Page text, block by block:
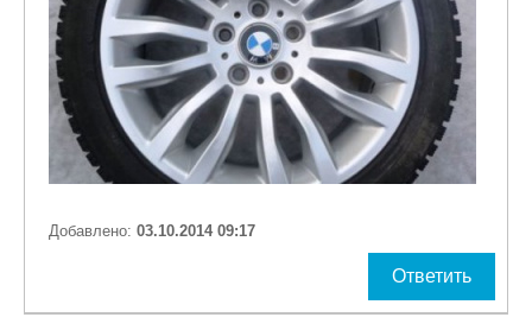
Добавлено: 03.10.2014 09:17
Ответить